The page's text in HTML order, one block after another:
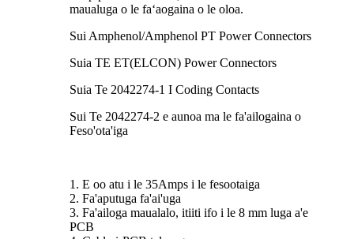
maualuga o le faʻaogaina o le oloa.
Sui Amphenol/Amphenol PT Power Connectors
Suia TE ET(ELCON) Power Connectors
Suia Te 2042274-1 I Coding Contacts
Sui Te 2042274-2 e aunoa ma le fa'ailogaina o
Feso'ota'iga
1. E oo atu i le 35Amps i le fesootaiga
2. Fa'aputuga fa'ai'uga
3. Fa'ailoga maualalo, itiiti ifo i le 8 mm luga a'e
PCB